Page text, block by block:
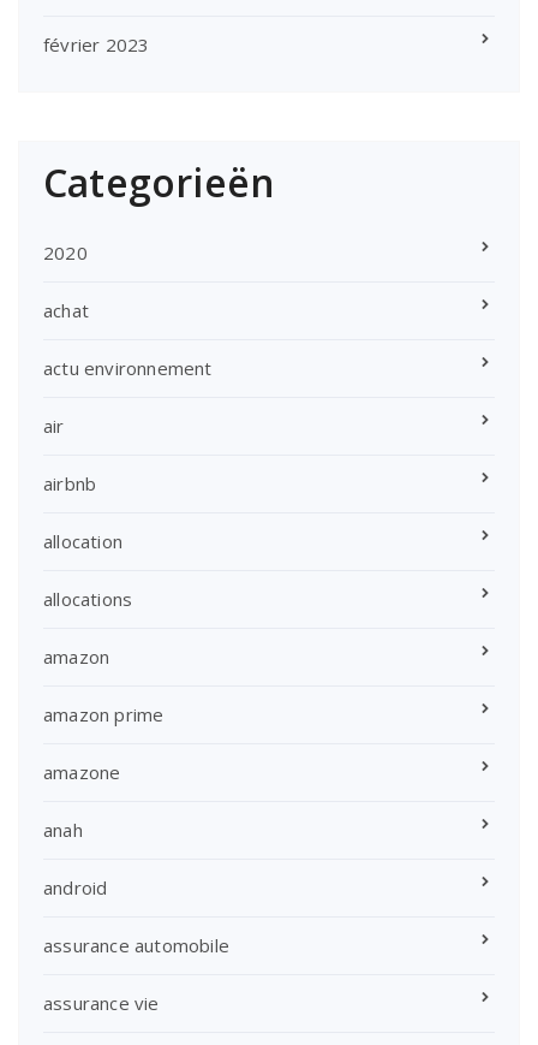
février 2023
Categorieën
2020
achat
actu environnement
air
airbnb
allocation
allocations
amazon
amazon prime
amazone
anah
android
assurance automobile
assurance vie